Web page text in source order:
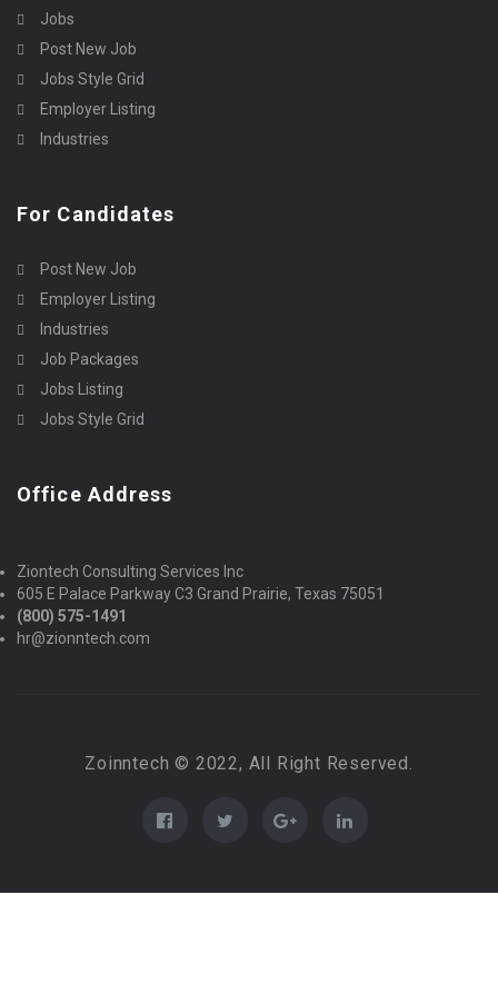
Jobs
Post New Job
Jobs Style Grid
Employer Listing
Industries
For Candidates
Post New Job
Employer Listing
Industries
Job Packages
Jobs Listing
Jobs Style Grid
Office Address
Ziontech Consulting Services Inc
605 E Palace Parkway C3 Grand Prairie, Texas 75051
(800) 575-1491
hr@zionntech.com
Zoinntech © 2022, All Right Reserved.